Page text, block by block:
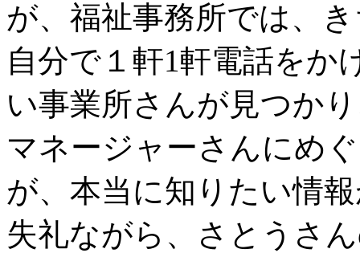
が、福祉事務所では、
自分で１軒1軒電話をか
い事業所さんが見つか
マネージャーさんにめ
が、本当に知りたい情
失礼ながら、さとうさ